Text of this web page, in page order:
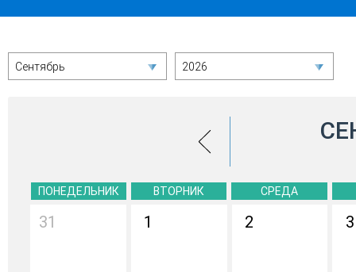
Сентябрь 2026
ПОНЕДЕЛЬНИК ВТОРНИК СРЕДА
31 1 2 3